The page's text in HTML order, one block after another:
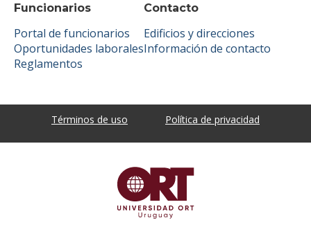
Funcionarios
Portal de funcionarios
Oportunidades laborales
Reglamentos
Contacto
Edificios y direcciones
Información de contacto
Términos de uso Política de privacidad